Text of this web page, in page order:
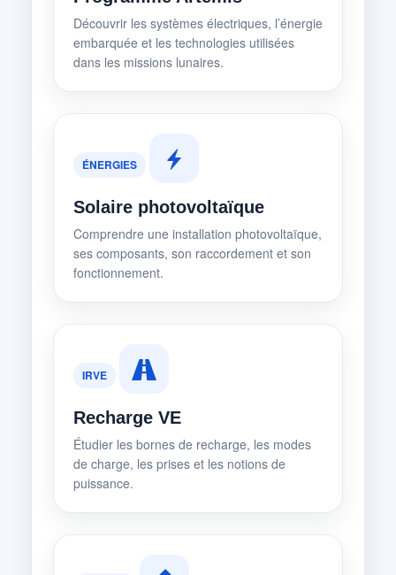
Découvrir les systèmes électriques, l’énergie
embarquée et les technologies utilisées
dans les missions lunaires.
ÉNERGIES
Solaire photovoltaïque
Comprendre une installation photovoltaïque,
ses composants, son raccordement et son
fonctionnement.
IRVE
Recharge VE
Étudier les bornes de recharge, les modes
de charge, les prises et les notions de
puissance.